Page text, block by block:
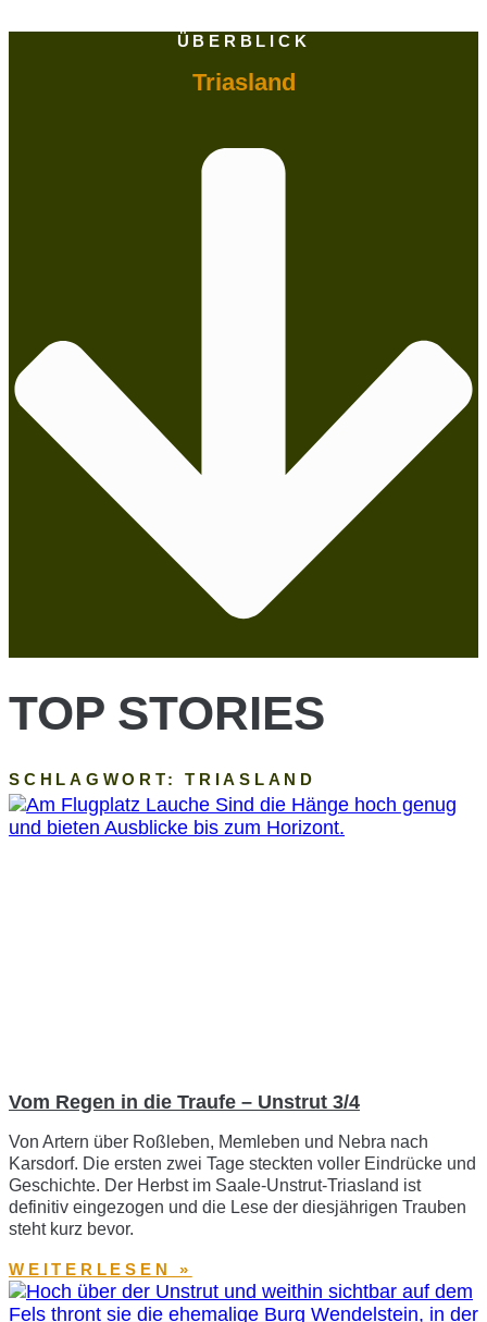
ÜBERBLICK
Triasland
TOP STORIES
SCHLAGWORT: TRIASLAND
Vom Regen in die Traufe – Unstrut 3/4
Von Artern über Roßleben, Memleben und Nebra nach
Karsdorf. Die ersten zwei Tage steckten voller Eindrücke und
Geschichte. Der Herbst im Saale-Unstrut-Triasland ist
definitiv eingezogen und die Lese der diesjährigen Trauben
steht kurz bevor.
WEITERLESEN »